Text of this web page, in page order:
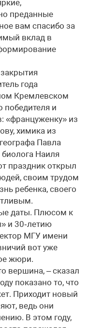
преданные
вам спасибо за
вклад в
года
Кремлевском
победителя и
«француженку» из
химика из
Павла
Наиля
праздник открыл
своим трудом
ребенка, своего
даты. Плюсом к
и 30‑летию
МГУ имени
вот уже
жюри.
вершина, – сказал
показано то, что
Приходит новый
ведь они
В этом году,